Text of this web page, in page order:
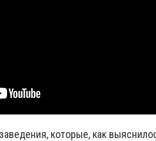
которые, как